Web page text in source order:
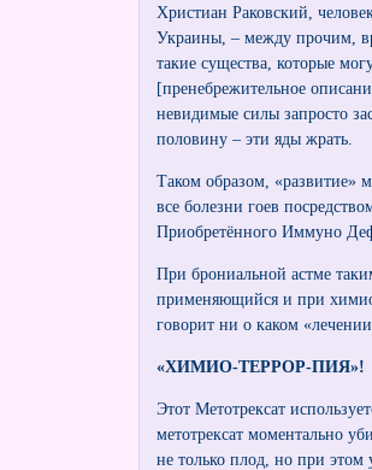
Христиан Раковский,
Украины, – между прочим,
такие существа, которые
[пренебрежительное
невидимые силы запросто
половину – эти яды жрать.
Таком образом, «развитие»
все болезни гоев
Приобретённого Иммуно
При брониальной астме
применяющийся и при
говорит ни о каком
«ХИМИО-ТЕРРОР-ПИЯ»!
Этот Метотрексат
метотрексат моментально
не только плод, но при